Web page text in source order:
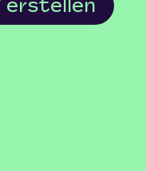
erstellen